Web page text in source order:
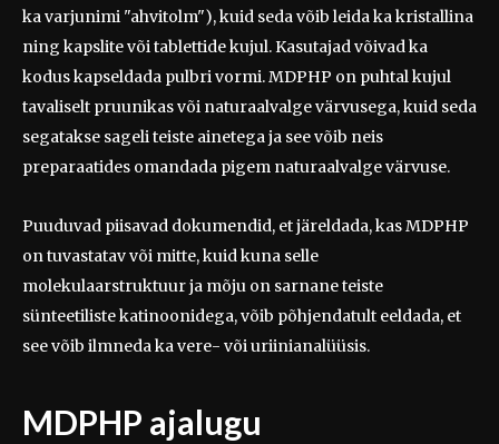
ka varjunimi "ahvitolm"), kuid seda võib leida ka kristallina
ning kapslite või tablettide kujul. Kasutajad võivad ka
kodus kapseldada pulbri vormi. MDPHP on puhtal kujul
tavaliselt pruunikas või naturaalvalge värvusega, kuid seda
segatakse sageli teiste ainetega ja see võib neis
preparaatides omandada pigem naturaalvalge värvuse.
Puuduvad piisavad dokumendid, et järeldada, kas MDPHP
on tuvastatav või mitte, kuid kuna selle
molekulaarstruktuur ja mõju on sarnane teiste
sünteetiliste katinoonidega, võib põhjendatult eeldada, et
see võib ilmneda ka vere- või uriinianalüüsis.
MDPHP ajalugu